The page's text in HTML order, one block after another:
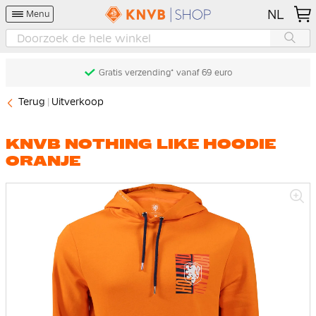
Menu NL
Gratis verzending* vanaf 69 euro
Terug Uitverkoop
KNVB NOTHING LIKE HOODIE
ORANJE